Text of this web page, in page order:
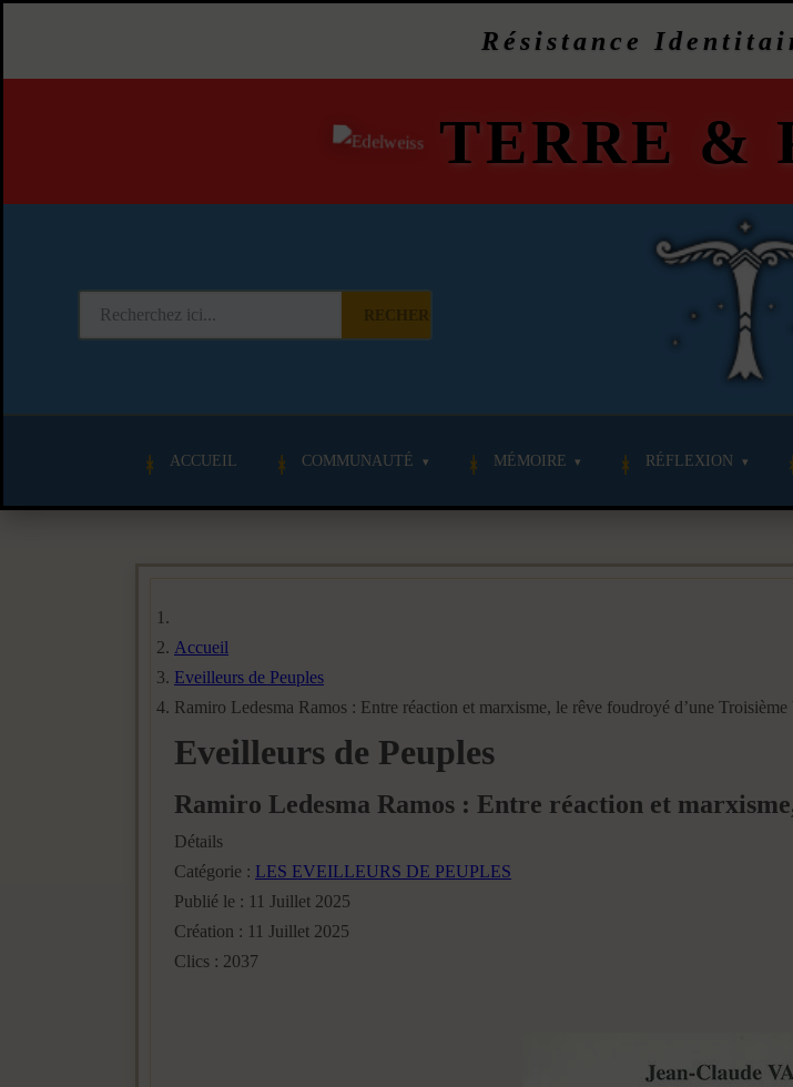
Résistance
TERRE &
ACCUEIL COMMUNAUTÉ MÉMOIRE RÉFLEXION
Accueil
Eveilleurs de Peuples
Ramiro Ledesma Ramos : Entre réaction et marxisme, le rêve foudroyé d’une Troisième
Eveilleurs de Peuples
Ramiro Ledesma Ramos : Entre réaction et
Détails
Catégorie : LES EVEILLEURS DE PEUPLES
Publié le : 11 Juillet 2025
Création : 11 Juillet 2025
Clics : 2037